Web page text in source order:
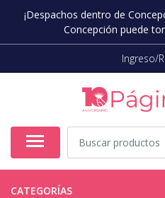
¡Despachos dentro de
Concepción puede
Ingreso/
CATEGORÍAS